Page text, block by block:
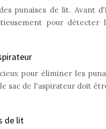
punaises de lit. Avant
pour détecter
pour éliminer les
sac de l'aspirateur doit
de lit